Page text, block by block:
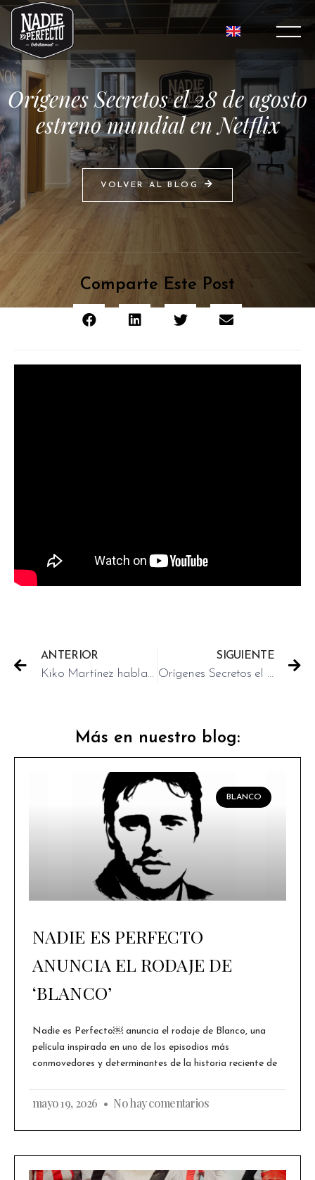
Orígenes Secretos el 28 de agosto
estreno mundial en Netflix
VOLVER AL BLOG
Comparte Este Post
ANTERIOR
Kiko Martínez habla en la Vanguardia sobre el rodaje de El Cover
SIGUIENTE
Orígenes Secretos el 28 de agosto estreno mundial en Netflix
Más en nuestro blog:
BLANCO
NADIE ES PERFECTO
ANUNCIA EL RODAJE DE
‘BLANCO’
Nadie es Perfecto￼ anuncia el rodaje de Blanco, una
película inspirada en uno de los episodios más
conmovedores y determinantes de la historia reciente de
mayo 19, 2026 No hay comentarios